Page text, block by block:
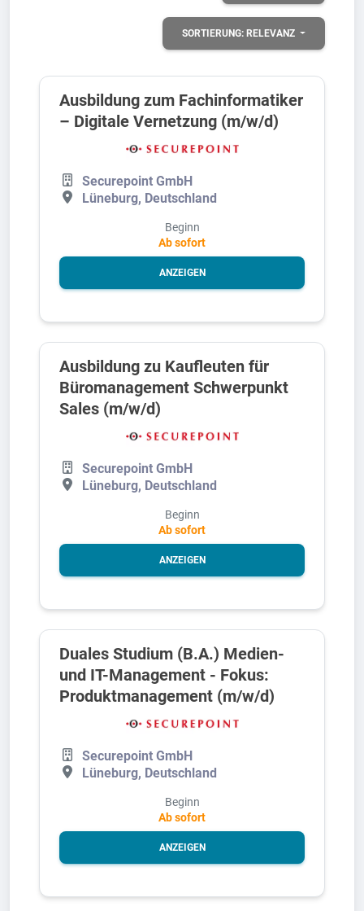
SORTIERUNG: RELEVANZ
Ausbildung zum Fachinformatiker
– Digitale Vernetzung (m/w/d)
Securepoint GmbH
Lüneburg, Deutschland
Beginn
Ab sofort
ANZEIGEN
Ausbildung zu Kaufleuten für
Büromanagement Schwerpunkt
Sales (m/w/d)
Securepoint GmbH
Lüneburg, Deutschland
Beginn
Ab sofort
ANZEIGEN
Duales Studium (B.A.) Medien-
und IT-Management - Fokus:
Produktmanagement (m/w/d)
Securepoint GmbH
Lüneburg, Deutschland
Beginn
Ab sofort
ANZEIGEN